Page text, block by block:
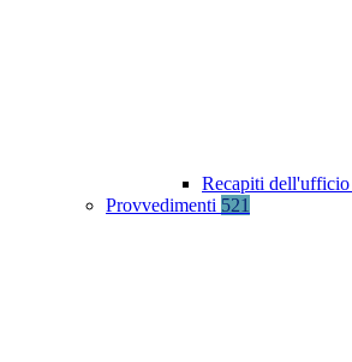
Recapiti dell'ufficio
Provvedimenti 521